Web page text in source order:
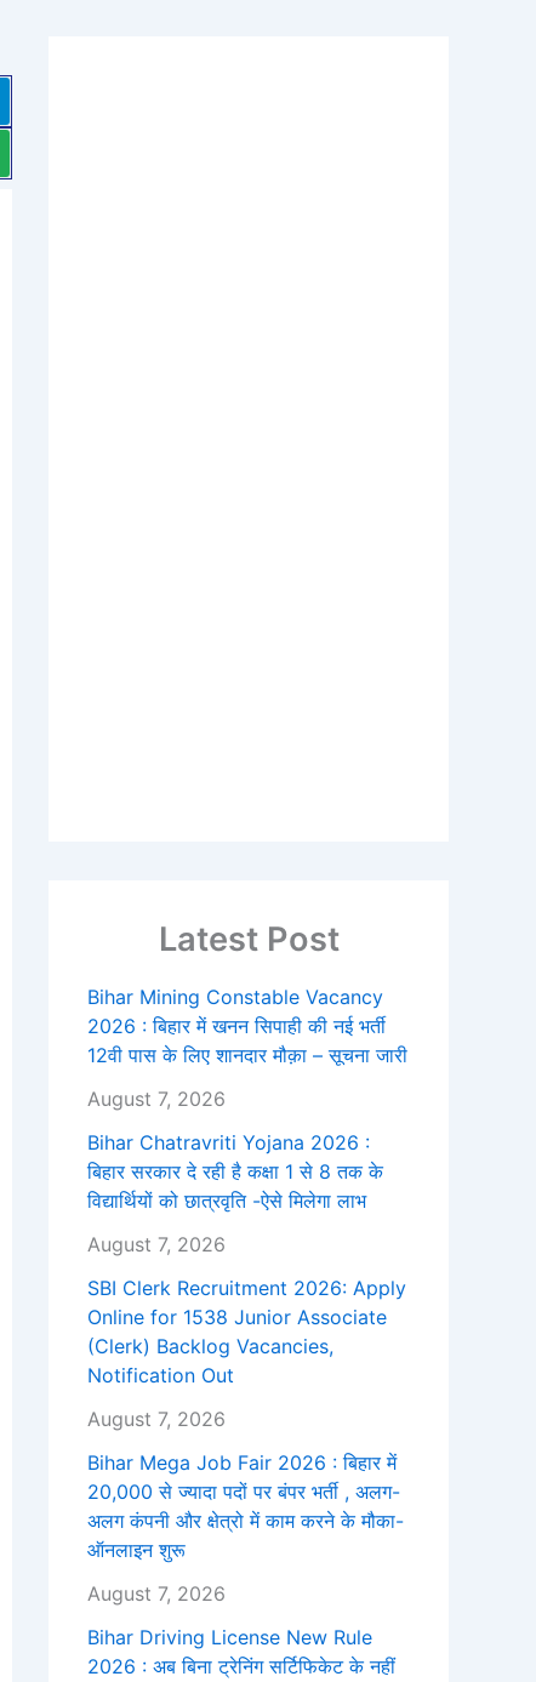
Latest Post
Bihar Mining Constable Vacancy
2026 : बिहार में खनन सिपाही की नई भर्ती
12वी पास के लिए शानदार मौक़ा – सूचना जारी
August 7, 2026
Bihar Chatravriti Yojana 2026 :
बिहार सरकार दे रही है कक्षा 1 से 8 तक के
विद्यार्थियों को छात्रवृति -ऐसे मिलेगा लाभ
August 7, 2026
SBI Clerk Recruitment 2026: Apply
Online for 1538 Junior Associate
(Clerk) Backlog Vacancies,
Notification Out
August 7, 2026
Bihar Mega Job Fair 2026 : बिहार में
20,000 से ज्यादा पदों पर बंपर भर्ती , अलग-
अलग कंपनी और क्षेत्रो में काम करने के मौका-
ऑनलाइन शुरू
August 7, 2026
Bihar Driving License New Rule
2026 : अब बिना ट्रेनिंग सर्टिफिकेट के नहीं